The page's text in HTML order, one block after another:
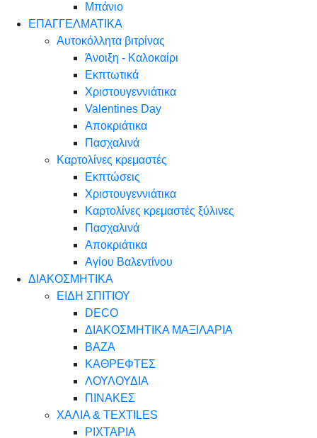
Μπάνιο
ΕΠΑΓΓΕΛΜΑΤΙΚΑ
Αυτοκόλλητα βιτρίνας
Άνοιξη - Καλοκαίρι
Εκπτωτικά
Χριστουγεννιάτικα
Valentines Day
Αποκριάτικα
Πασχαλινά
Καρτολίνες κρεμαστές
Εκπτώσεις
Χριστουγεννιάτικα
Καρτολίνες κρεμαστές ξύλινες
Πασχαλινά
Αποκριάτικα
Αγίου Βαλεντίνου
ΔΙΑΚΟΣΜΗΤΙΚΑ
ΕΙΔΗ ΣΠΙΤΙΟΥ
DECO
ΔΙΑΚΟΣΜΗΤΙΚΑ ΜΑΞΙΛΑΡΙΑ
ΒΑΖΑ
ΚΑΘΡΕΦΤΕΣ
ΛΟΥΛΟΥΔΙΑ
ΠΙΝΑΚΕΣ
ΧΑΛΙΑ & TEXTILES
ΡΙΧΤΑΡΙΑ